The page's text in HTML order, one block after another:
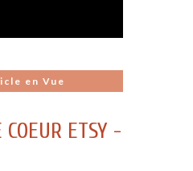
en Vue
COEUR ETSY -